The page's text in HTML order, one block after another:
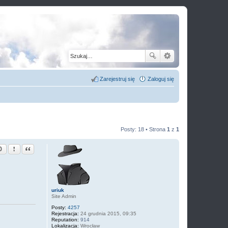
Zaloguj się
Zarejestruj się
Posty: 18 • Strona 1 z 1
uriuk
Site Admin
Posty: 4257
Rejestracja: 24 grudnia 2015, 09:35
Reputation: 914
Lokalizacja: Wrocław
Zgłoś ten post
Cytuj